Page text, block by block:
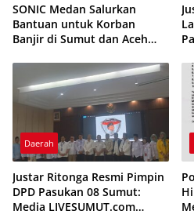
SONIC Medan Salurkan
Bantuan untuk Korban
Banjir di Sumut dan Aceh
ke-5
Daerah
Justar Ritonga Resmi Pimpin
DPD Pasukan 08 Sumut:
Media LIVESUMUT.com